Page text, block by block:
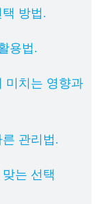
방법.
용법.
미치는 영향과
관리법.
는 선택